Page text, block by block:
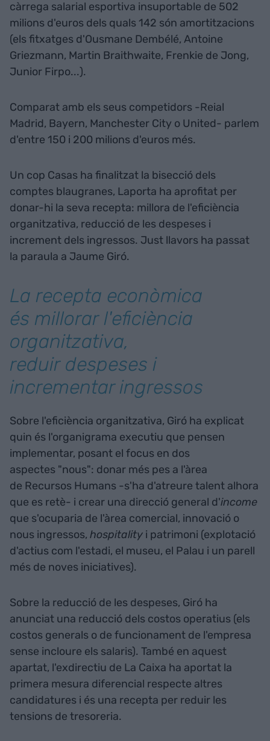
càrrega salarial esportiva insuportable de 502
milions d'euros dels quals 142 són amortitzacions
(els fitxatges d'Ousmane Dembélé, Antoine
Griezmann, Martin Braithwaite, Frenkie de Jong,
Junior Firpo...).
Comparat amb els seus competidors -Reial
Madrid, Bayern, Manchester City o United- parlem
d'entre 150 i 200 milions d'euros més.
Un cop Casas ha finalitzat la bisecció dels
comptes blaugranes, Laporta ha aprofitat per
donar-hi la seva recepta: millora de l'eficiència
organitzativa, reducció de les despeses i
increment dels ingressos. Just llavors ha passat
la paraula a Jaume Giró.
La recepta econòmica
és millorar l'eficiència
organitzativa,
reduir despeses i
incrementar ingressos
Sobre l'eficiència organitzativa, Giró ha explicat
quin és l'organigrama executiu que pensen
implementar, posant el focus en dos
aspectes "nous": donar més pes a l'àrea
de Recursos Humans -s'ha d'atreure talent alhora
que es retè- i crear una direcció general d'income
que s'ocuparia de l'àrea comercial, innovació o
nous ingressos, hospitality i patrimoni (explotació
d'actius com l'estadi, el museu, el Palau i un parell
més de noves iniciatives).
Sobre la reducció de les despeses, Giró ha
anunciat una reducció dels costos operatius (els
costos generals o de funcionament de l'empresa
sense incloure els salaris). També en aquest
apartat, l'exdirectiu de La Caixa ha aportat la
primera mesura diferencial respecte altres
candidatures i és una recepta per reduir les
tensions de tresoreria.